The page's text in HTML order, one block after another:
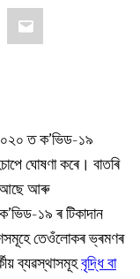
Email
ত ক’ভিড-১৯
ঘোষণা কৰে। বাতৰি
আছে আৰু
১৯ ৰ টিকাদান
তেওঁলোকৰ ভ্ৰমণৰ
ব্যৱস্থাসমূহবৃদ্ধি বা